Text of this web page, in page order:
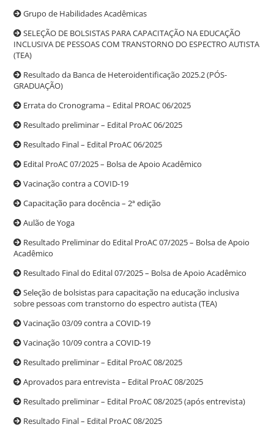
Grupo de Habilidades Acadêmicas
SELEÇÃO DE BOLSISTAS PARA CAPACITAÇÃO NA EDUCAÇÃO
INCLUSIVA DE PESSOAS COM TRANSTORNO DO ESPECTRO AUTISTA
(TEA)
Resultado da Banca de Heteroidentificação 2025.2 (PÓS-
GRADUAÇÃO)
Errata do Cronograma – Edital PROAC 06/2025
Resultado preliminar – Edital ProAC 06/2025
Resultado Final – Edital ProAC 06/2025
Edital ProAC 07/2025 – Bolsa de Apoio Acadêmico
Vacinação contra a COVID-19
Capacitação para docência – 2ª edição
Aulão de Yoga
Resultado Preliminar do Edital ProAC 07/2025 – Bolsa de Apoio
Acadêmico
Resultado Final do Edital 07/2025 – Bolsa de Apoio Acadêmico
Seleção de bolsistas para capacitação na educação inclusiva
sobre pessoas com transtorno do espectro autista (TEA)
Vacinação 03/09 contra a COVID-19
Vacinação 10/09 contra a COVID-19
Resultado preliminar – Edital ProAC 08/2025
Aprovados para entrevista – Edital ProAC 08/2025
Resultado preliminar – Edital ProAC 08/2025 (após entrevista)
Resultado Final – Edital ProAC 08/2025